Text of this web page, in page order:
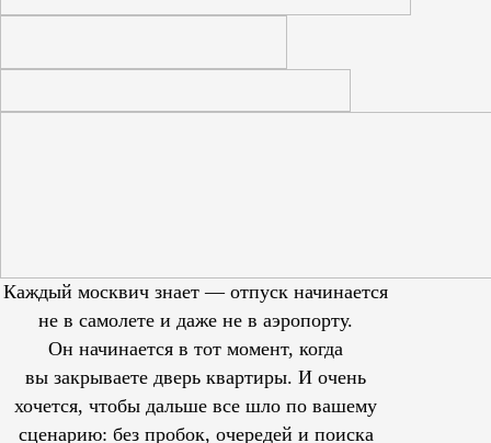
Каждый москвич знает — отпуск начинается
не в самолете и даже не в аэропорту.
Он начинается в тот момент, когда
вы закрываете дверь квартиры. И очень
хочется, чтобы дальше все шло по вашему
сценарию: без пробок, очередей и поиска